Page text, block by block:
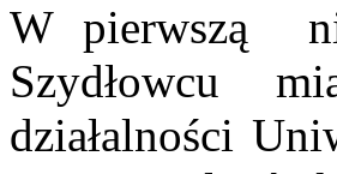
W pierwszą
Szydłowcu
działalności